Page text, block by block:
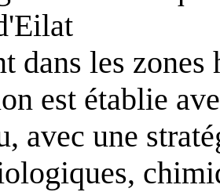
dans les
est établie
avec une